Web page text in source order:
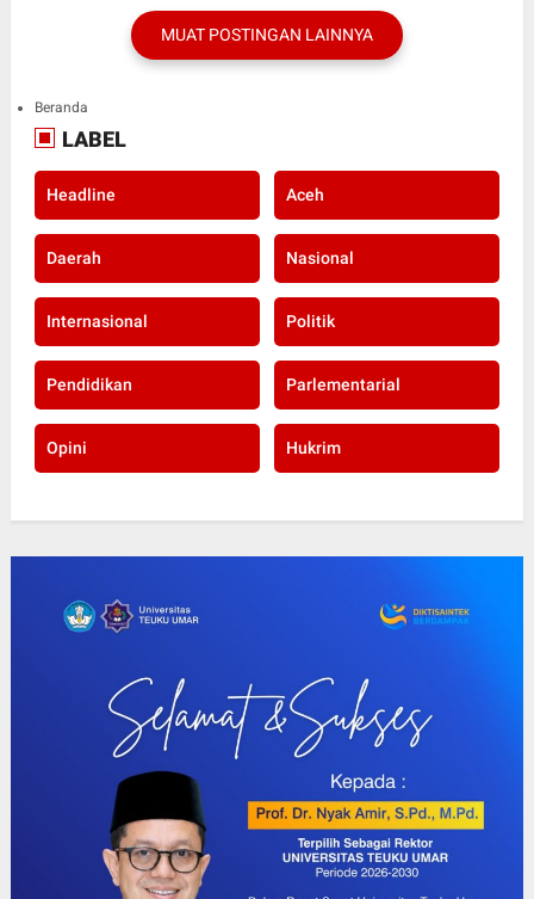
MUAT POSTINGAN LAINNYA
Beranda
LABEL
Headline Aceh
Daerah Nasional
Internasional Politik
Pendidikan Parlementarial
Opini Hukrim